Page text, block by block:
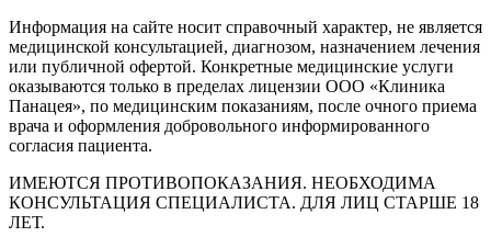
Информация на сайте носит справочный характер, не является
медицинской консультацией, диагнозом, назначением лечения
или публичной офертой. Конкретные медицинские услуги
оказываются только в пределах лицензии ООО «Клиника
Панацея», по медицинским показаниям, после очного приема
врача и оформления добровольного информированного
согласия пациента.
ИМЕЮТСЯ ПРОТИВОПОКАЗАНИЯ. НЕОБХОДИМА
КОНСУЛЬТАЦИЯ СПЕЦИАЛИСТА. ДЛЯ ЛИЦ СТАРШЕ 18
ЛЕТ.